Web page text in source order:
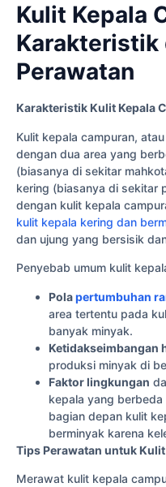
Kulit Kepala
Karakteristik
Perawatan
Karakteristik Kulit Kepala
Kulit kepala campuran,
dengan dua area yang
(biasanya di sekitar
kering (biasanya di sekitar
dengan kulit kepala
kulit kepala kering dan
dan ujung yang bersisik
Penyebab umum kulit
Polapertumbuhan
area tertentu pada
banyak minyak.
Ketidakseimbangan
produksi minyak di
Faktor lingkungan
kepala yang
bagian depan kulit
berminyak karena
Tips Perawatan untuk
Merawat kulit kepala